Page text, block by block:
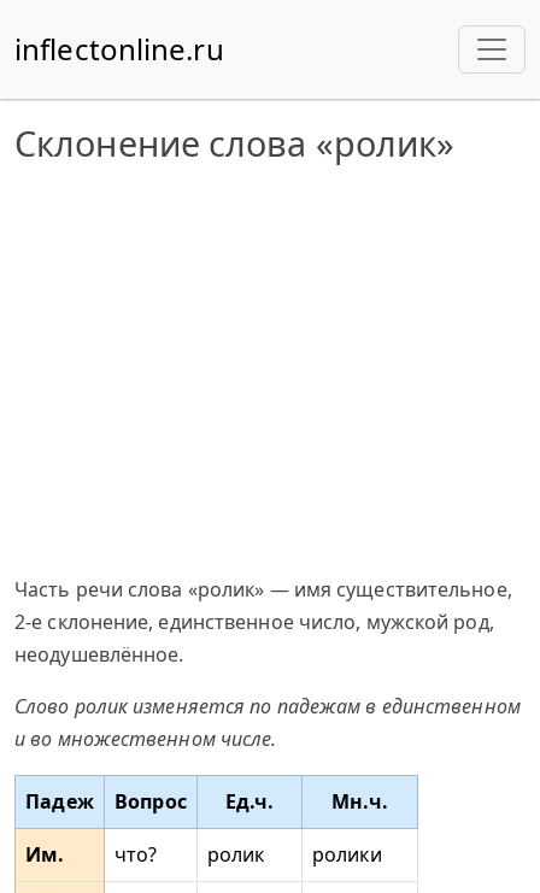
inflectonline.ru
Склонение слова «ролик»
Часть речи слова «ролик» — имя существительное,
2-е склонение, единственное число, мужской род,
неодушевлённое.
Слово ролик изменяется по падежам в единственном
и во множественном числе.
Падеж Вопрос Ед.ч.
Мн.ч.
Им.
что? ролик
ролики